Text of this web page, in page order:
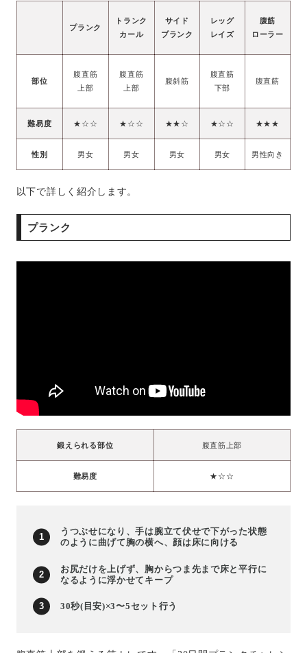
プランク
トランク
カール
サイド
プランク
レッグ
レイズ
腹筋
ローラー
部位
腹直筋
上部
腹直筋
上部
腹斜筋
腹直筋
下部
腹直筋
難易度 ★☆☆ ★☆☆ ★★☆ ★☆☆ ★★★
性別 男女 男女 男女 男女 男性向き
以下で詳しく紹介します。
プランク
鍛えられる部位 腹直筋上部
難易度 ★☆☆
うつぶせになり、手は腕立て伏せで下がった状態
のように曲げて胸の横へ、顔は床に向ける
お尻だけを上げず、胸からつま先まで床と平行に
なるように浮かせてキープ
30秒(目安)×3〜5セット行う